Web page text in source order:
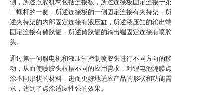
侧，所述点胶机构包括连接板，所述连接板固定连接于第
二螺杆的一侧，所述连接板的一侧固定连接有夹持架，所
述夹持架的内部固定连接有液压缸，所述液压缸的输出端
固定连接有储胶罐，所述储胶罐的输出端固定连接有喷胶
头。
通过第一伺服电机和液压缸控制喷胶头进行不同方向的移
动，从而使喷胶头根据不同的应用需求，对锂电池隔膜点
涂不同形状的材料，进而更好地适应产品的形状和功能需
求，达到了点涂适应性强的效果。